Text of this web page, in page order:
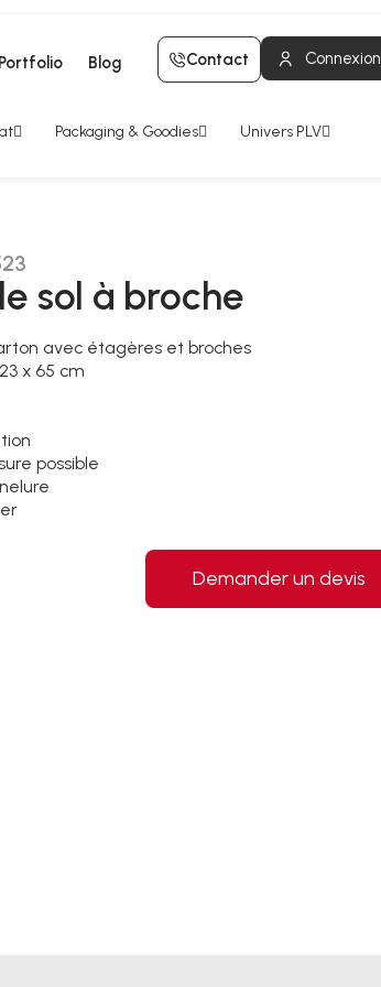
Portfolio Blog Contact Connexion
Packaging & Goodies Univers PLV
sol à broche
avec étagères et broches
x 65 cm
possible
Demander un devis